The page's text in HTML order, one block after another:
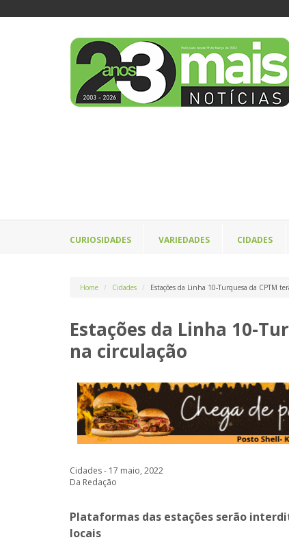
CURIOSIDADES VARIEDADES CIDADES
Home Cidades Estações da Linha 10-Turquesa da CPTM
Estações da Linha 10-
na circulação
Cidades - 17 maio, 2022
Da Redação
Plataformas das estações serão
locais